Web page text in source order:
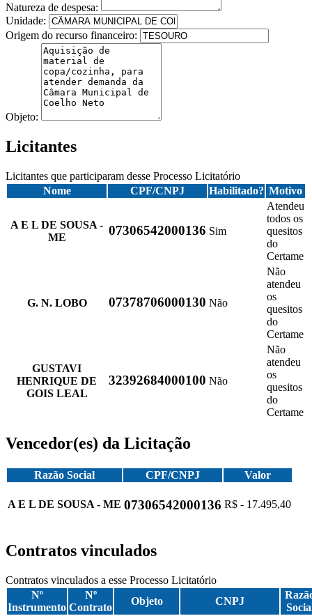
Natureza de despesa:
Unidade:
Origem do recurso financeiro:
Objeto:
Licitantes
Licitantes que participaram desse Processo Licitatório
Nome
CPF/CNPJ Habilitado? Motivo
A E L DE SOUSA -
ME
07306542000136 Sim
Atendeu
todos os
quesitos
do
Certame
G. N. LOBO 07378706000130 Não
Não
atendeu
os
quesitos
do
Certame
GUSTAVI
HENRIQUE DE
GOIS LEAL
32392684000100 Não
Não
atendeu
os
quesitos
do
Certame
Vencedor(es) da Licitação
Razão Social CPF/CNPJ Valor
A E L DE SOUSA - ME 07306542000136 R$ - 17.495,40
Contratos vinculados
Contratos vinculados a esse Processo Licitatório
Nº
Instrumento
Nº
Contrato
Objeto CNPJ